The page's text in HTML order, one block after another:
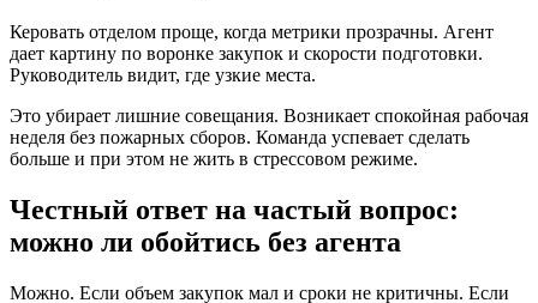
Керовать отделом проще, когда метрики прозрачны. Агент
дает картину по воронке закупок и скорости подготовки.
Руководитель видит, где узкие места.
Это убирает лишние совещания. Возникает спокойная рабочая
неделя без пожарных сборов. Команда успевает сделать
больше и при этом не жить в стрессовом режиме.
Честный ответ на частый вопрос:
можно ли обойтись без агента
Можно. Если объем закупок мал и сроки не критичны. Если